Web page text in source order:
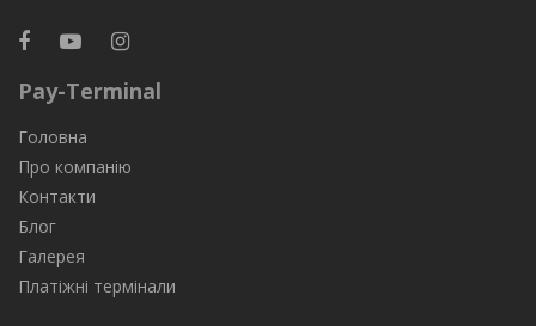
Pay-Terminal
Головна
Про компанію
Контакти
Блог
Галерея
Платіжні термінали